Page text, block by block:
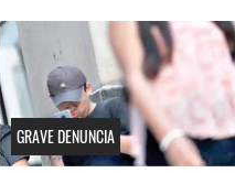
GRAVE DENUNCIA